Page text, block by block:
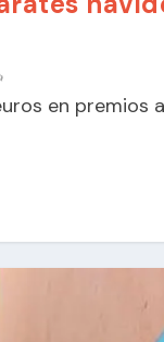
en premios